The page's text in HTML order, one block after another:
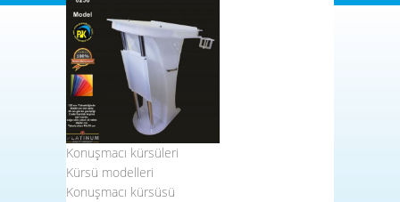
Konuşmacı kürsüleri
Kürsü modelleri
Konuşmacı kürsüsü